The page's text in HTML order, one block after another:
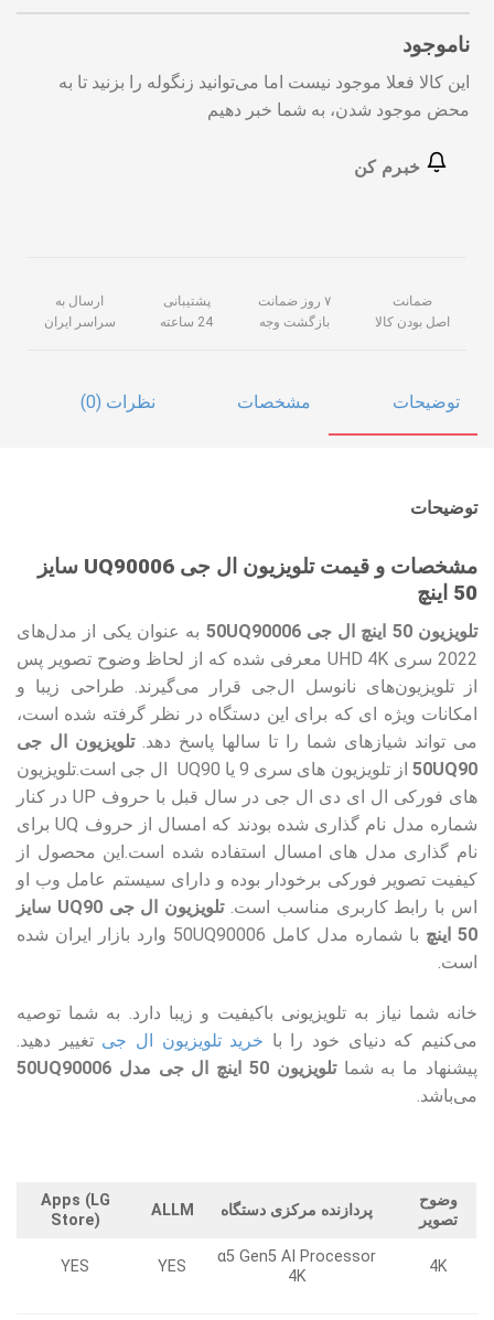
ناموجود
این کالا فعلا موجود نیست اما می‌توانید زنگوله را بزنید تا به
محض موجود شدن، به شما خبر دهیم
ضمانت
اصل بودن کالا
۷ روز ضمانت
بازگشت وجه
پشتیبانی
24 ساعته
ارسال به
سراسر ایران
توضیحات مشخصات نظرات (0)
توضیحات
مشخصات و قیمتتلویزیون ال جی UQ9000 6 سایز
50 اینچ
تلویزیون 50 اینچ ال جی 50UQ90006
به عنوان یکی از مدل‌های
2022 سری UHD 4K معرفی شده که از لحاظ وضوح تصویر پس
از تلویزیون‌های نانوسل ال‌جی قرار می‌گیرند. طراحی زیبا و
امکانات ویژه ای که برای این دستگاه در نظر گرفته شده است،
می تواند شیازهای شما را تا سالها پاسخ دهد.تلویزیون ال جی
50UQ90
از تلویزیون های سری 9 یا UQ90 ال جی است.تلویزیون
های فورکی ال ای دی ال جی در سال قبل با حروف UP در کنار
شماره مدل نام گذاری شده بودند که امسال از حروف UQ برای
نام گذاری مدل های امسال استفاده شده است.این محصول از
کیفیت تصویر فورکی برخودار بوده و دارای سیستم عامل وب او
اس با رابط کاربری مناسب است.
تلویزیون ال جی UQ90 سایز
50 اینچ
با شماره مدل کامل 50UQ90006 وارد بازار ایران شده
است.
خانه شما نیاز به تلویزیونی باکیفیت و زیبا دارد. به شما توصیه
می‌کنیم که دنیای خود را با خرید تلویزیون‌ ال جی تغییر دهید.
پیشنهاد ما به شماتلویزیون 50 اینچ ال جی مدل 50UQ90006
می‌باشد.
وضوح
تصویر
پردازنده مرکزی دستگاه ALLM
Apps (LG
Store)
4K
α5 Gen5 AI Processor
4K
YES
YES